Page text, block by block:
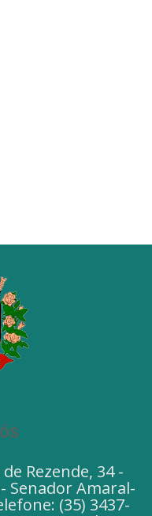
Rezende, 34 -
Senador Amaral-
(35) 3437-